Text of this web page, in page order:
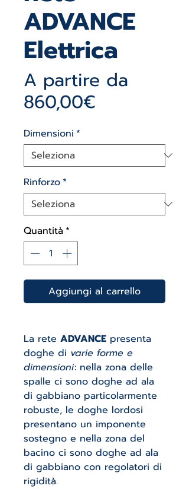
ADVANCE
Elettrica
A partire da
860,00€
Dimensioni *
Rinforzo*
Quantità*
Aggiungi al carrello
La rete ADVANCE presenta
doghe di varie forme e
dimensioni: nella zona delle
spalle ci sono doghe ad ala
di gabbiano particolarmente
robuste, le doghe lordosi
presentano un imponente
sostegno e nella zona del
bacino ci sono doghe ad ala
di gabbiano con regolatori di
rigidità.